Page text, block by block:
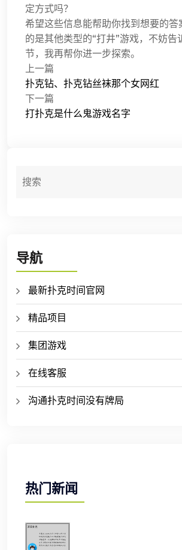
定方式吗？
希望这些信息能帮助你找到想要的答
的是其他类型的“打井”游戏，不妨告
节，我再帮你进一步探索。
上一篇
扑克钻、扑克钻丝袜那个女网红
下一篇
打扑克是什么鬼游戏名字
导航
最新扑克时间官网
精品项目
集团游戏
在线客服
沟通扑克时间没有牌局
热门新闻